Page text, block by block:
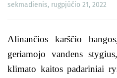
sekmadienis, rugpjūčio 21, 2022
Alinančios karščio
geriamojo vandens
klimato kaitos padariniai